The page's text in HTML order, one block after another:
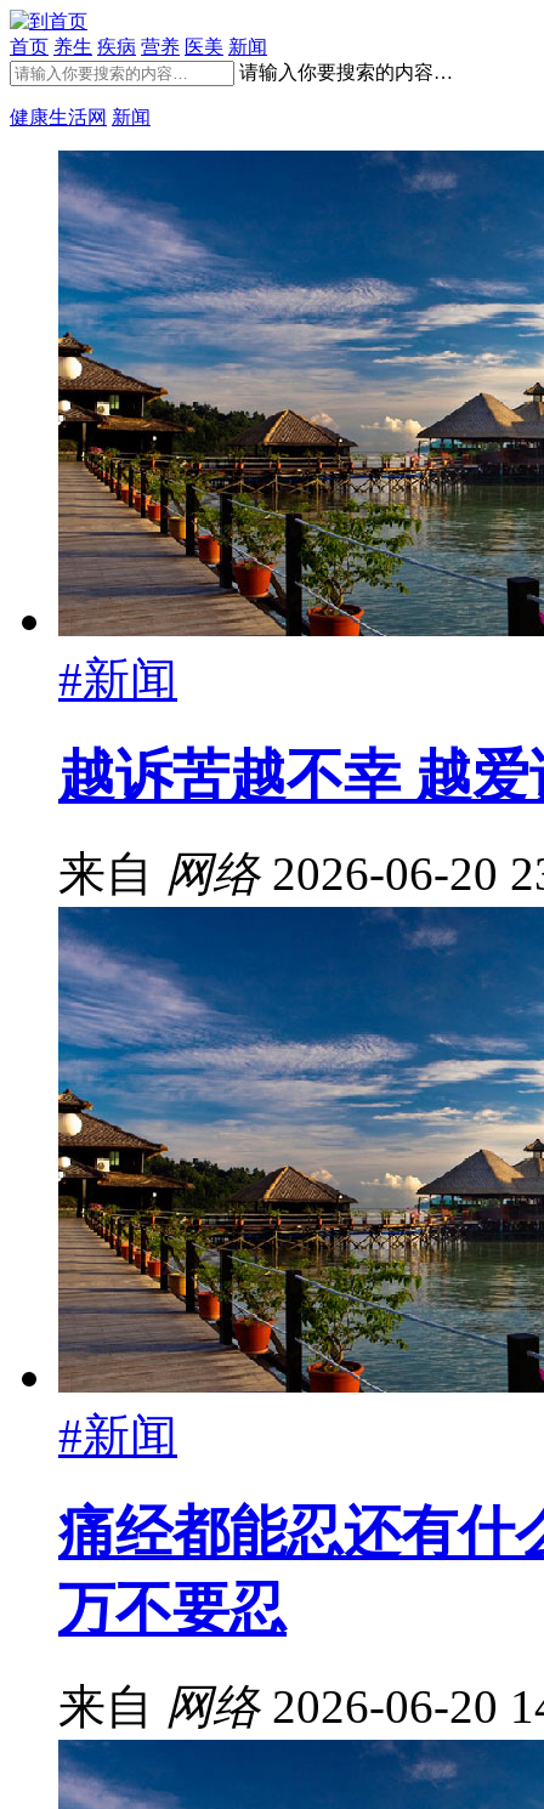
首页 养生 疾病 营养 医美 新闻
请输入你要搜索的内容…
健康生活网 新闻
#新闻
越诉苦越不幸 越
来自 网络 2026-06-20
#新闻
痛经都能忍还有什
万不要忍
来自 网络 2026-06-20